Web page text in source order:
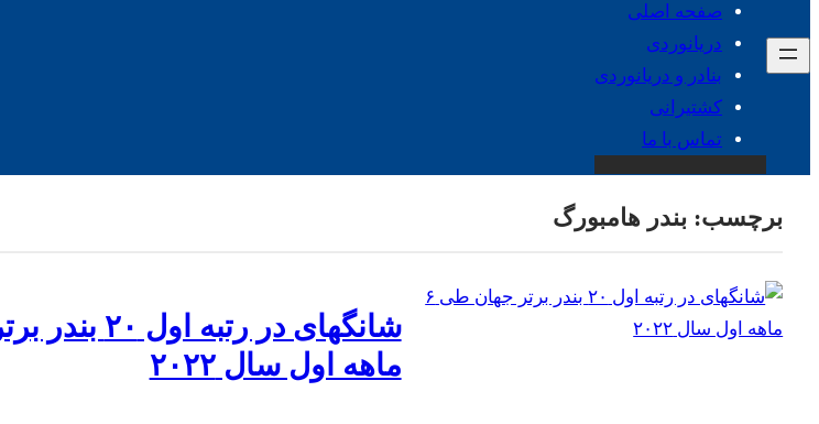
صفحه اصلی
دریانوردی
بنادر و دریانوردی
کشتیرانی
تماس با ما
برچسب: بندر هامبورگ
ماهه اول سال ۲۰۲۲